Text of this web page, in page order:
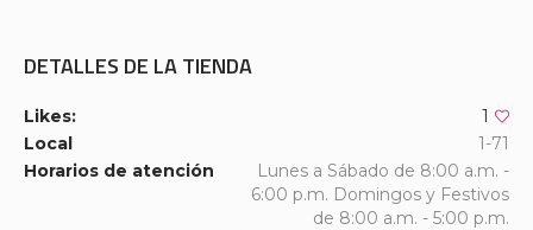
DETALLES DE LA TIENDA
Likes:
1
Local
1-71
Horarios de atención
Lunes a Sábado de 8:00 a.m. -
6:00 p.m. Domingos y Festivos
de 8:00 a.m. - 5:00 p.m.